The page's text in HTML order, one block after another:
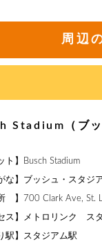
周辺
Stadium（ブ
ト】Busch Stadium
な】ブッシュ・スタジ
】700 Clark Ave, St.
セス】メトロリンク ス
駅】スタジアム駅